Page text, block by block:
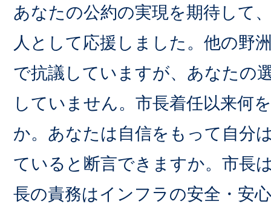
あなたの公約の実現を期待して
人として応援しました。他の野
で抗議していますが、あなたの
していません。市長着任以来何
か。あなたは自信をもって自分
ていると断言できますか。市長
長の責務はインフラの安全・安